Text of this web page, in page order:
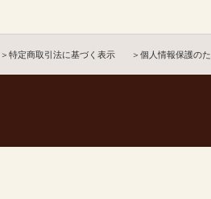
＞特定商取引法に基づく表示 ＞個人情報保護の